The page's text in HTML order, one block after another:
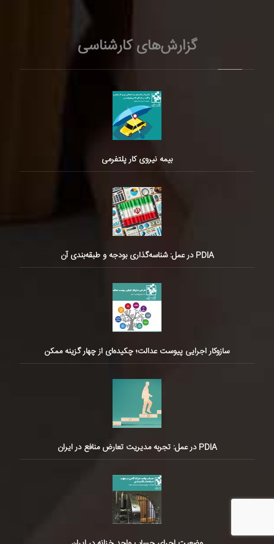
گزارش‌های کارشناسی
بیمه نیروی کار پلتفرمی
PDIA در عمل: شناسه‌گذاری بودجه و طبقه‌بندی آن
سازوکار اجرایی پیوست عدالت؛ چکیده‌ای از چهار گزینه ممکن
PDIA در عمل: تجربه مدیریت تعارض منافع در ایران